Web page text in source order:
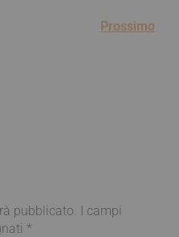
Prossimo
pubblicato. I campi
*